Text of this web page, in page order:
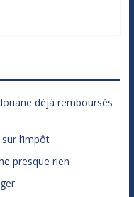
déjà remboursés
l’impôt
presque rien